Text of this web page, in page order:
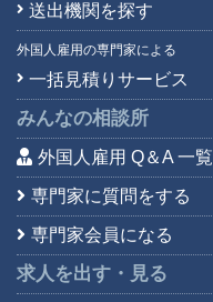
送出機関を探す
外国人雇用の専門家による
一括見積りサービス
みんなの相談所
外国人雇用 Q＆A 一覧
専門家に質問をする
専門家会員になる
求人を出す・見る